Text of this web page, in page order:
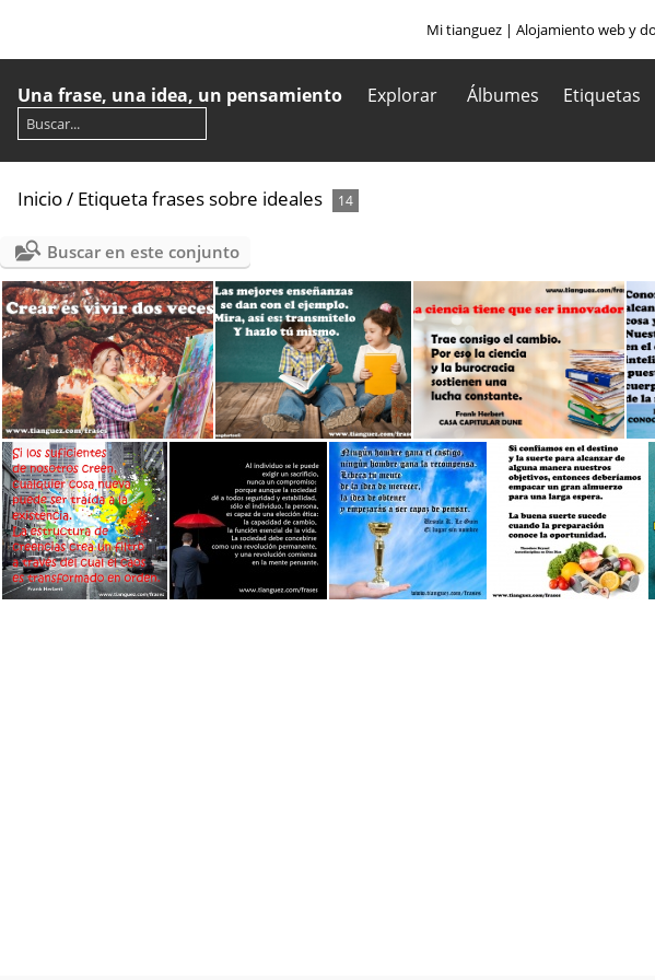
Mi tianguez | Alojamiento web y
Una frase, una idea, un pensamiento Explorar Álbumes Etiquetas
Inicio/ Etiqueta frases sobre ideales 14
Buscar en este conjunto
Crear es vivir Enseñar con el ejemplo Ciencia Innovadora